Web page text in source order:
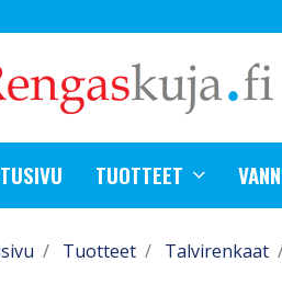
TUOTTEET
Tuotteet Talvirenkaat